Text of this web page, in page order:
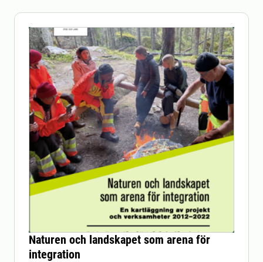
Naturen och landskapet som arena för
integration